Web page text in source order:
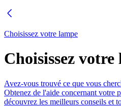
Choisissez votre lampe
Choisissez votre
Avez-vous trouvé ce que vous
Obtenez de l'aide concernant votre
découvrez les meilleurs conseils et